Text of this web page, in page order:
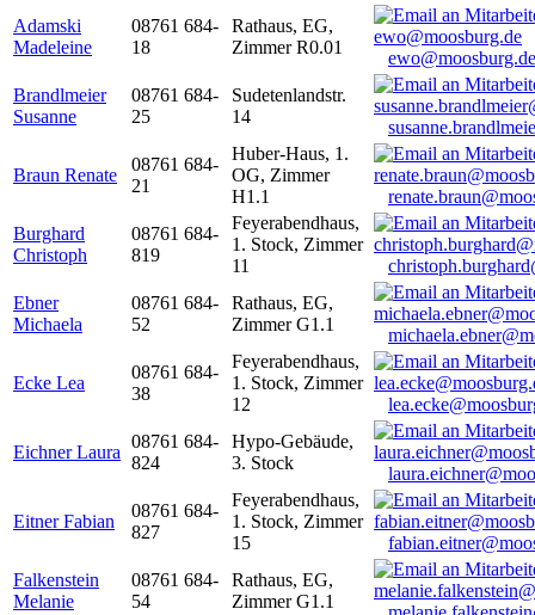
Adamski
Madeleine
08761 684-
18
Rathaus, EG,
Zimmer R0.01
ewo@moosburg.de
Brandlmeier
Susanne
08761 684-
25
Sudetenlandstr.
14
Braun Renate
08761 684-
21
Huber-Haus, 1.
OG, Zimmer
H1.1
Burghard
Christoph
08761 684-
819
Feyerabendhaus,
1. Stock, Zimmer
11
Ebner
Michaela
08761 684-
52
Rathaus, EG,
Zimmer G1.1
Ecke Lea
08761 684-
38
Feyerabendhaus,
1. Stock, Zimmer
12
Eichner Laura
08761 684-
824
Hypo-Gebäude,
3. Stock
Eitner Fabian
08761 684-
827
Feyerabendhaus,
1. Stock, Zimmer
15
Falkenstein
Melanie
08761 684-
54
Rathaus, EG,
Zimmer G1.1